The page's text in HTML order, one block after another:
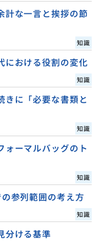
計な一言と挨拶の節
知識
における役割の変化
知識
きに「必要な書類と
知識
ォーマルバッグのト
知識
参列範囲の考え方
知識
分ける基準